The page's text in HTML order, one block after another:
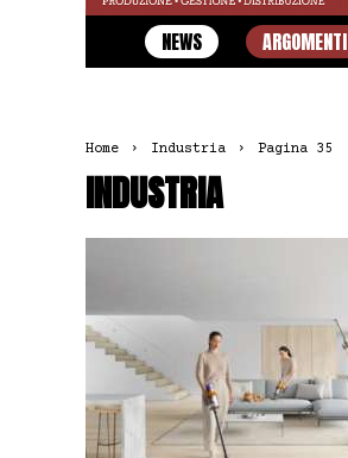
NEWS ARGOMENTI
Home Industria Pagina 35
INDUSTRIA